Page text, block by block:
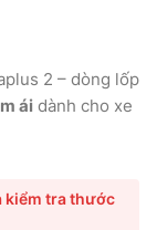
2 – dòng lốp
ái dành cho xe
km
Phù hợp cho
Morning.
kiểm tra thước